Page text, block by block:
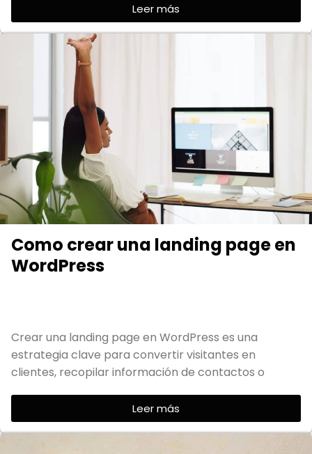
Leer más
Como crear una landing page en
WordPress
Crear una landing page en WordPress es una
estrategia clave para convertir visitantes en
clientes, recopilar información de contactos o
Leer más